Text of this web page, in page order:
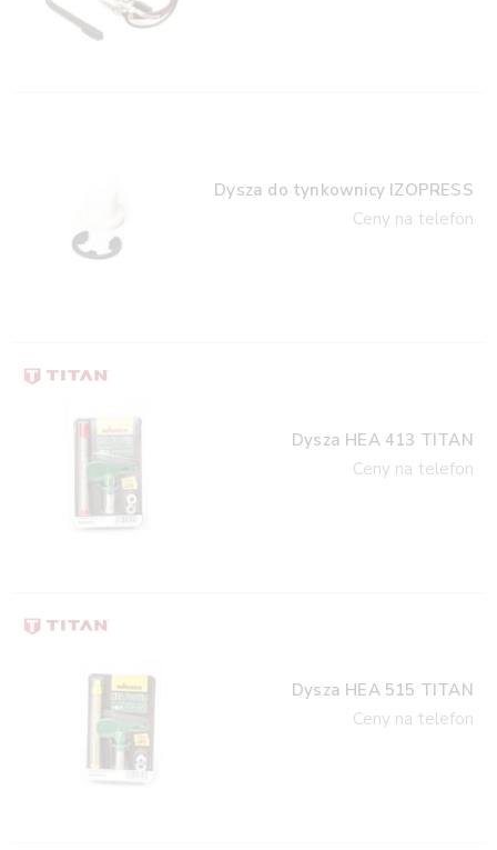
Dysza do tynkownicy IZOPRESS
Ceny na telefon
Dysza HEA 413 TITAN
Ceny na telefon
Dysza HEA 515 TITAN
Ceny na telefon